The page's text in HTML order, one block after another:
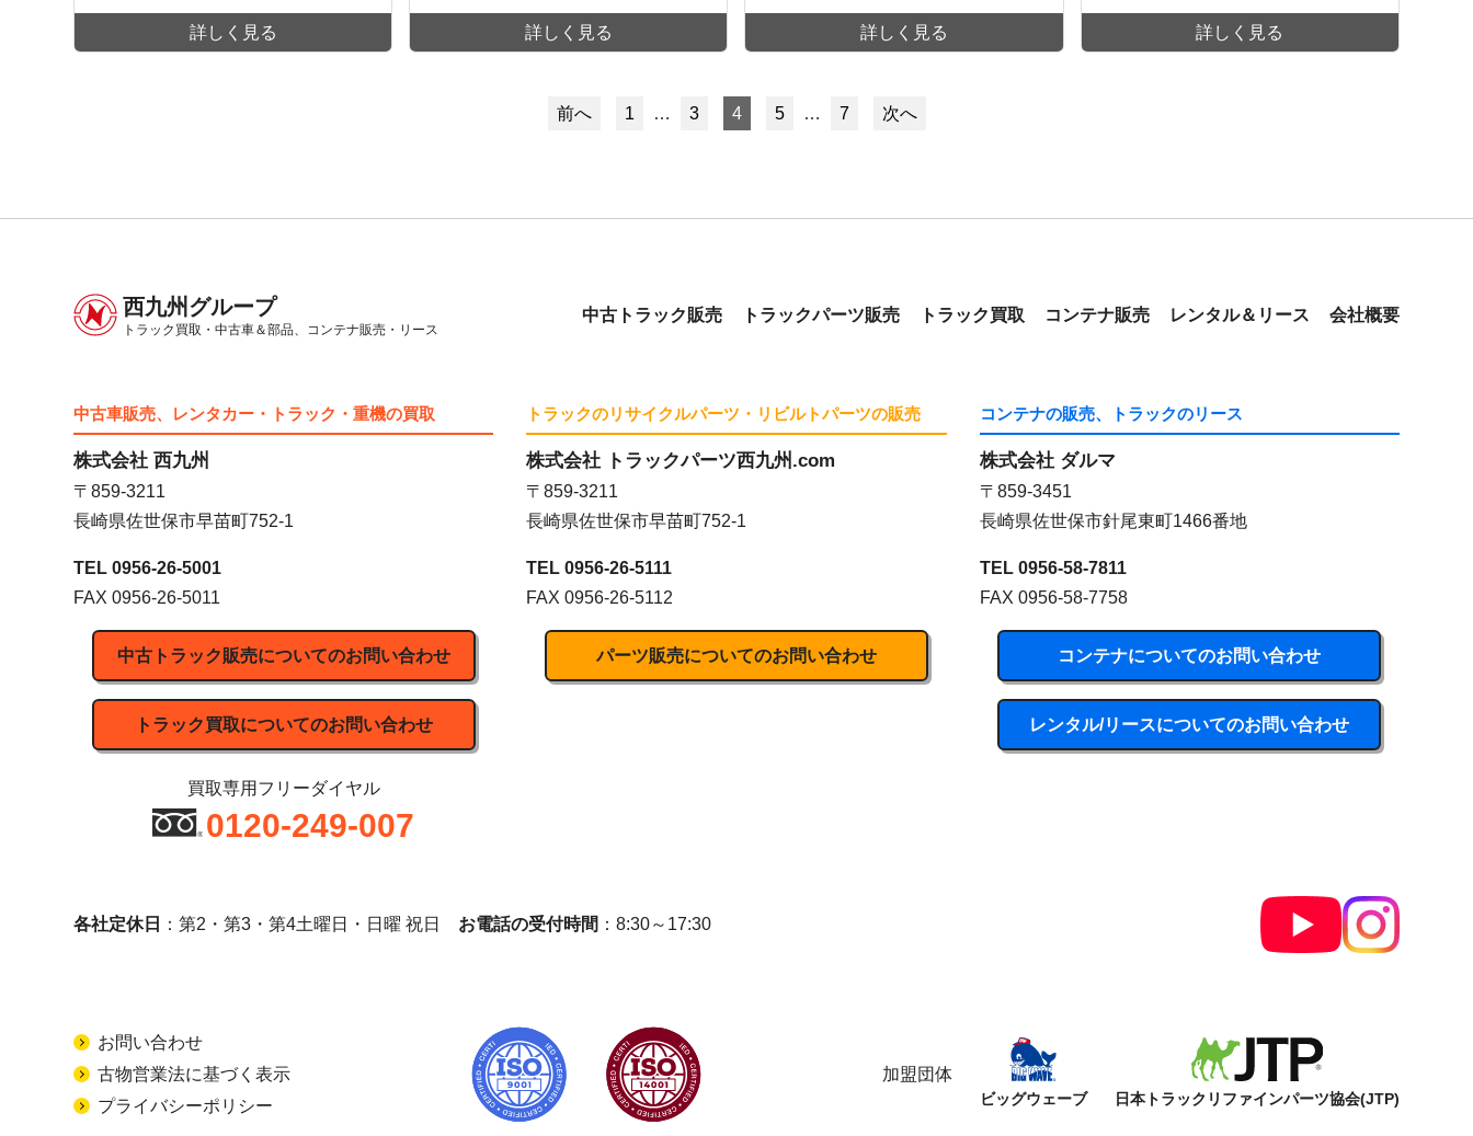
詳しく見る 詳しく見る 詳しく見る 詳しく見る
前へ 1 … 3 4 5 … 7 次へ
西九州グループ
トラック買取・中古車＆部品、 コンテナ販売・リース
中古トラック販売 トラックパーツ販売 トラック買取 コンテナ販売 レンタル＆リース 会社概要
中古車販売、レンタカー・トラック・重機の買取
株式会社 西九州
〒859-3211
長崎県佐世保市早苗町752-1
TEL 0956-26-5001
FAX 0956-26-5011
中古トラック販売についてのお問い合わせ
トラック買取についてのお問い合わせ
買取専用フリーダイヤル
0120-249-007
トラックのリサイクルパーツ・リビルトパーツの販売
株式会社 トラックパーツ西九州.com
〒859-3211
長崎県佐世保市早苗町752-1
TEL 0956-26-5111
FAX 0956-26-5112
パーツ販売についてのお問い合わせ
コンテナの販売、トラックのリース
株式会社 ダルマ
〒859-3451
長崎県佐世保市針尾東町1466番地
TEL 0956-58-7811
FAX 0956-58-7758
コンテナについてのお問い合わせ
レンタル/リースについてのお問い合わせ
各社定休日 ：第2・第3・第4土曜日・日曜 祝日 お電話の受付時間 ：8:30～17:30
お問い合わせ
古物営業法に基づく表示
プライバシーポリシー
加盟団体
ビッグウェーブ 日本トラックリファインパーツ協会(JTP)